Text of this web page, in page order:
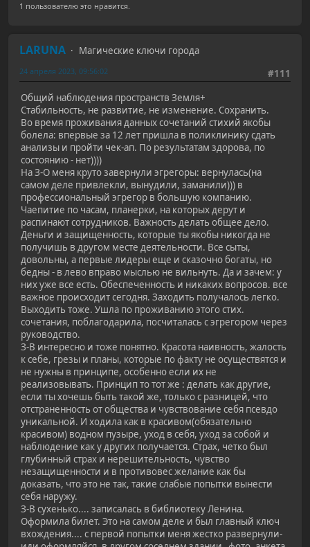
1 пользователю это нравится.
LARUNA
Магические ключи города
#111
24 апреля 2023, 09:56:02
Общий наблюдения пространств Земля+
Стабильность, не развитие, не изменение. Сохранить.
Во время проживания данных сочетаний стихий якобы
болела: впервые за 12 лет пришла в поликлинику сдать
анализы и пройти чек-ап. По результатам здорова, по
состоянию - нет))))
На З-О меня круто завернули эгрегоры: вернулась(на
самом деле привлекли, вынудили, заманили))) в
профессиональный эгрегор в большую компанию.
Чаепитие по часам, планерки, на которых дерут и
распинают сотрудников. Важность делать общее дело.
Деньги и защищенность, которые ты якобы никогда не
получишь в другом месте деятельности. Все сыты,
довольны, а первые лидеры еще и сказочно богаты, но
бедны - в лево вправо мыслью не вильнуть. Да и зачем: у
них уже все есть. Обеспеченность и никаких вопросов. все
важное происходит сегодня. Заходить получалось легко.
Выходить тоже. Ушла по проживанию этого стих.
сочетания, поблагодарила, посчиталась с эгрегором через
руководство.
З-В интересно и тоже понятно. Красота наивность, жалость
к себе, грезы и планы, которые по факту не осуществятся и
не нужны в принципе, особенно если их не
реализовывать. Принцип то тот же : делать как другие,
если ты хочешь быть такой же, только с разницей, что
отстраненность от общества и чувствование себя псевдо
уникальной. И ходила как в красивом(обязательно
красивом) водном пузыре, уход в себя, уход за собой и
наблюдение как у других получается. Страх, четко был
глубинный страх и нерешительность, чувство
незащищенности и в противовес желание как бы
доказать, что это не так, такие слабые попытки вынести
себя наружу.
З-В сухенько.... записалась в библиотеку Ленина.
Оформила билет. Это на самом деле и был главный ключ
вхождения.... с первой попытки меня жестко развернули-